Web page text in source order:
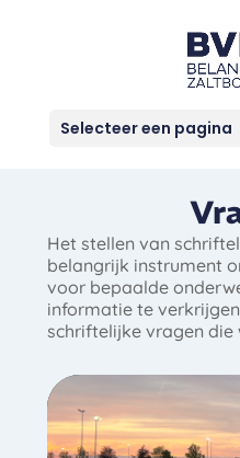
Selecteer een pagina
Het stellen van
belangrijk instrument
voor bepaalde
informatie te
schriftelijke vragen die